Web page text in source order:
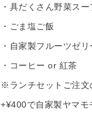
・具だくさん野菜ス
・ごま塩ご飯
・自家製フルーツゼリ
・コーヒー or 紅茶
※ランチセットご注文
+¥400で自家製ヤマ